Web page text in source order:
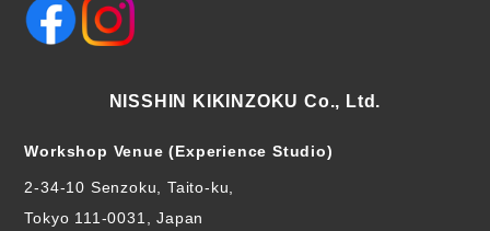
NISSHIN KIKINZOKU Co., Ltd.
Workshop Venue (Experience Studio)
2-34-10 Senzoku, Taito-ku,
Tokyo 111-0031, Japan